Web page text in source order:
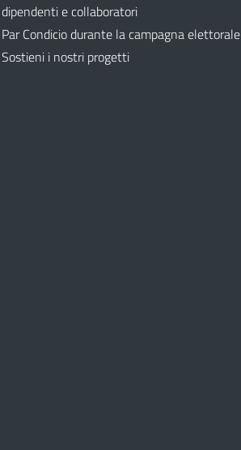
dipendenti e collaboratori
Par Condicio durante la campagna elettorale
Sostieni i nostri progetti